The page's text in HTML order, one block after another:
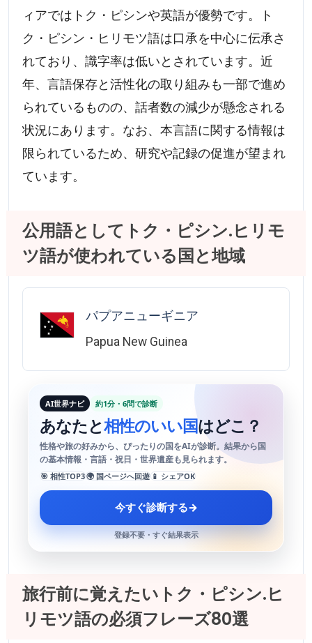
ィアではトク・ピシンや英語が優勢です。ト
ク・ピシン・ヒリモツ語は口承を中心に伝承さ
れており、識字率は低いとされています。近
年、言語保存と活性化の取り組みも一部で進め
られているものの、話者数の減少が懸念される
状況にあります。なお、本言語に関する情報は
限られているため、研究や記録の促進が望まれ
ています。
公用語としてトク・ピシン.ヒリモ
ツ語が使われている国と地域
パプアニューギニア
Papua New Guinea
AI世界ナビ 約1分・6問で診断
あなたと相性のいい国はどこ？
性格や旅の好みから、ぴったりの国をAIが診断。結果から国
の基本情報・言語・祝日・世界遺産も見られます。
🎯 相性TOP3🌍 国ページへ回遊 📱 シェアOK
今すぐ診断する→
登録不要・すぐ結果表示
旅行前に覚えたいトク・ピシン.ヒ
リモツ語の必須フレーズ80選